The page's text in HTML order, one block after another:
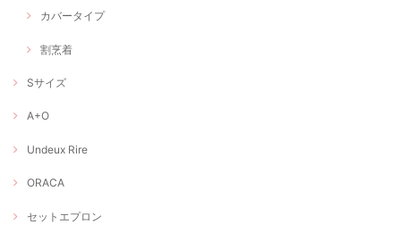
カバータイプ
割烹着
Sサイズ
A+O
Undeux Rire
ORACA
セットエプロン